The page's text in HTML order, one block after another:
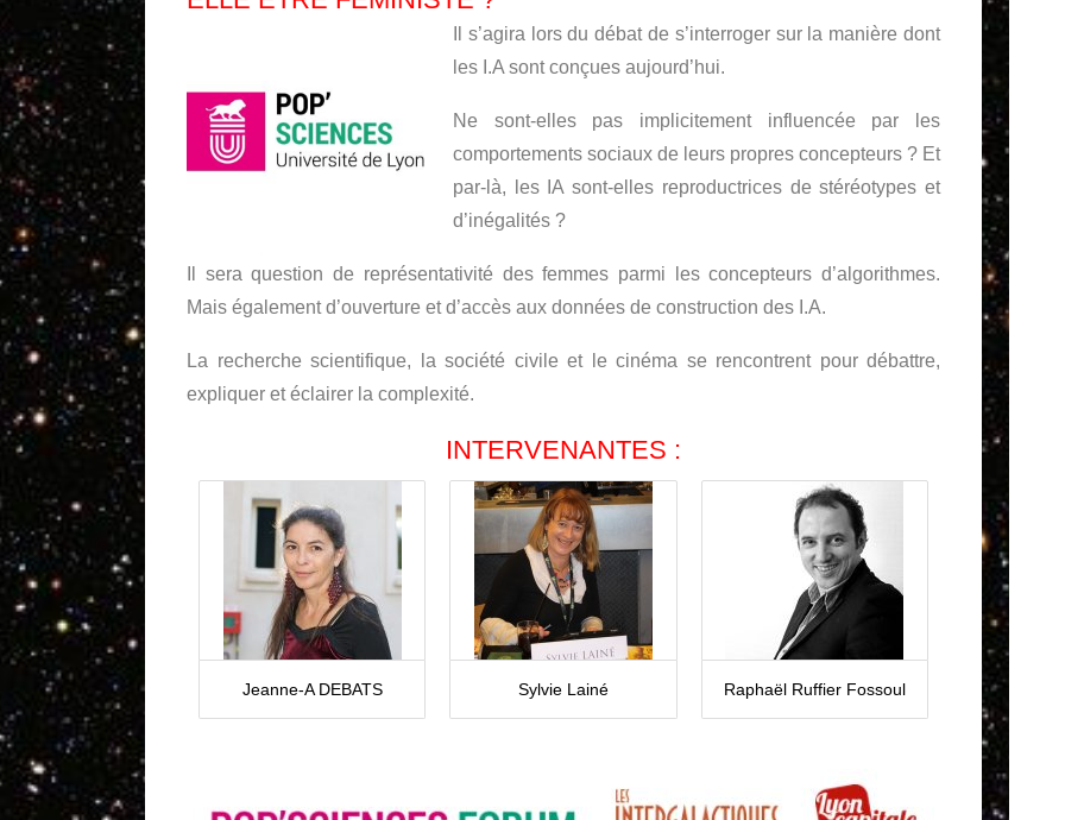
Il s’agira lors du débat de s’interroger sur la manière dont
les I.A sont conçues aujourd’hui.
Ne sont-elles pas implicitement influencée par les
comportements sociaux de leurs propres concepteurs ? Et
par-là, les IA sont-elles reproductrices de stéréotypes et
d’inégalités ?
Il sera question de représentativité des femmes parmi les concepteurs d’algorithmes.
Mais également d’ouverture et d’accès aux données de construction des I.A.
La recherche scientifique, la société civile et le cinéma se rencontrent pour débattre,
expliquer et éclairer la complexité.
INTERVENANTES :
Jeanne-A DEBATS Sylvie Lainé Raphaël Ruffier Fossoul